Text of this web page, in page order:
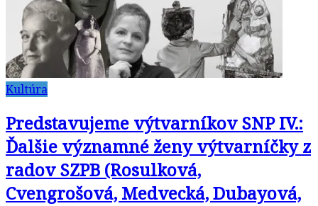
Kultúra
Predstavujeme výtvarníkov SNP IV.:
Ďalšie významné ženy výtvarníčky z
radov SZPB (Rosulková,
Cvengrošová, Medvecká, Dubayová,